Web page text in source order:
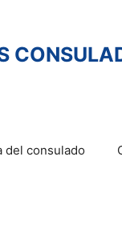
del consulado